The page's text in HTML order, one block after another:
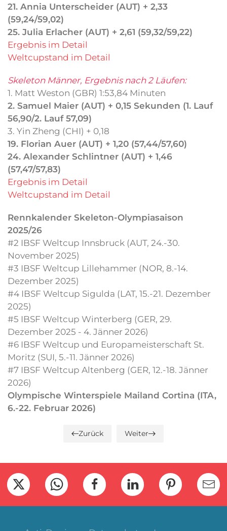
21. Annia Unterscheider (AUT) + 2,33
(59,24/59,02)
25. Julia Erlacher (AUT) + 2,61 (59,32/59,22)
Ergebnis im Detail
Weltcupstand im Detail
Skeleton Männer, Ergebnis nach 2 Läufen:
1. Matt Weston (GBR) 1:53,84 Minuten
2. Samuel Maier (AUT) + 0,15 Sekunden (1. Lauf
56,90/2. Lauf 57,09)
3. Yin Zheng (CHI) + 0,18
19. Florian Auer (AUT) + 1,20 (57,44/57,60)
24. Alexander Schlintner (AUT) + 1,46
(57,47/57,83)
Ergebnis im Detail
Weltcupstand im Detail
Rennkalender Skeleton-Olympiasaison
2025/26
#2 IBSF Weltcup Innsbruck (AUT, 24.-30.
November 2025)
#3 IBSF Weltcup Lillehammer (NOR, 8.-14.
Dezember 2025)
#4 IBSF Weltcup Sigulda (LAT, 15.-21. Dezember
2025)
#5 IBSF Weltcup Winterberg (GER, 29.
Dezember 2025 - 4. Jänner 2026)
#6 IBSF Weltcup und Europameisterschaft St.
Moritz (SUI, 5.-11. Jänner 2026)
#7 IBSF Weltcup Altenberg (GER, 12.-18. Jänner
2026)
Olympische Winterspiele Mailand Cortina (ITA,
6.-22. Februar 2026)
Zurück Weiter